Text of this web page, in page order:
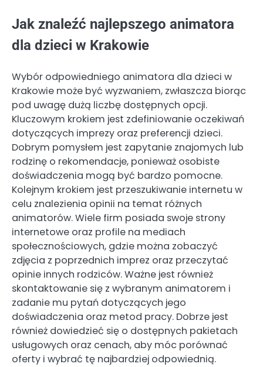
Jak znaleźć najlepszego animatora
dla dzieci w Krakowie
Wybór odpowiedniego animatora dla dzieci w
Krakowie może być wyzwaniem, zwłaszcza biorąc
pod uwagę dużą liczbę dostępnych opcji.
Kluczowym krokiem jest zdefiniowanie oczekiwań
dotyczących imprezy oraz preferencji dzieci.
Dobrym pomysłem jest zapytanie znajomych lub
rodzinę o rekomendacje, ponieważ osobiste
doświadczenia mogą być bardzo pomocne.
Kolejnym krokiem jest przeszukiwanie internetu w
celu znalezienia opinii na temat różnych
animatorów. Wiele firm posiada swoje strony
internetowe oraz profile na mediach
społecznościowych, gdzie można zobaczyć
zdjęcia z poprzednich imprez oraz przeczytać
opinie innych rodziców. Ważne jest również
skontaktowanie się z wybranym animatorem i
zadanie mu pytań dotyczących jego
doświadczenia oraz metod pracy. Dobrze jest
również dowiedzieć się o dostępnych pakietach
usługowych oraz cenach, aby móc porównać
oferty i wybrać tę najbardziej odpowiednią.